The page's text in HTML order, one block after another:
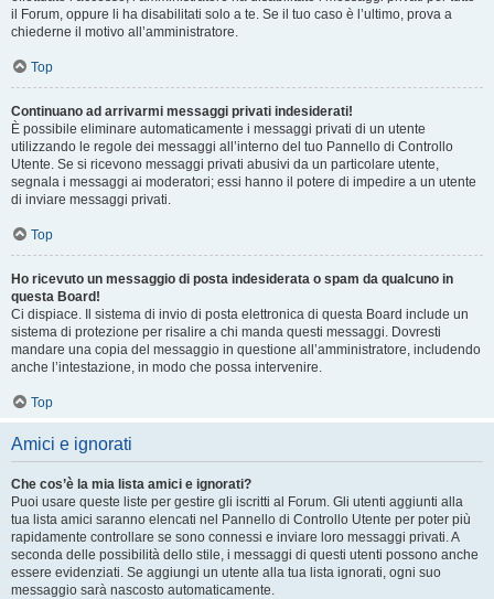
il Forum, oppure li ha disabilitati solo a te. Se il tuo caso è l’ultimo, prova a
chiederne il motivo all’amministratore.
Top
Continuano ad arrivarmi messaggi privati indesiderati!
È possibile eliminare automaticamente i messaggi privati ​​di un utente
utilizzando le regole dei messaggi all’interno del tuo Pannello di Controllo
Utente. Se si ricevono messaggi privati ​​abusivi da un particolare utente,
segnala i messaggi ai moderatori; essi hanno il potere di impedire a un utente
di inviare messaggi privati​​.
Top
Ho ricevuto un messaggio di posta indesiderata o spam da qualcuno in
questa Board!
Ci dispiace. Il sistema di invio di posta elettronica di questa Board include un
sistema di protezione per risalire a chi manda questi messaggi. Dovresti
mandare una copia del messaggio in questione all’amministratore, includendo
anche l’intestazione, in modo che possa intervenire.
Top
Amici e ignorati
Che cos’è la mia lista amici e ignorati?
Puoi usare queste liste per gestire gli iscritti al Forum. Gli utenti aggiunti alla
tua lista amici saranno elencati nel Pannello di Controllo Utente per poter più
rapidamente controllare se sono connessi e inviare loro messaggi privati. A
seconda delle possibilità dello stile, i messaggi di questi utenti possono anche
essere evidenziati. Se aggiungi un utente alla tua lista ignorati, ogni suo
messaggio sarà nascosto automaticamente.